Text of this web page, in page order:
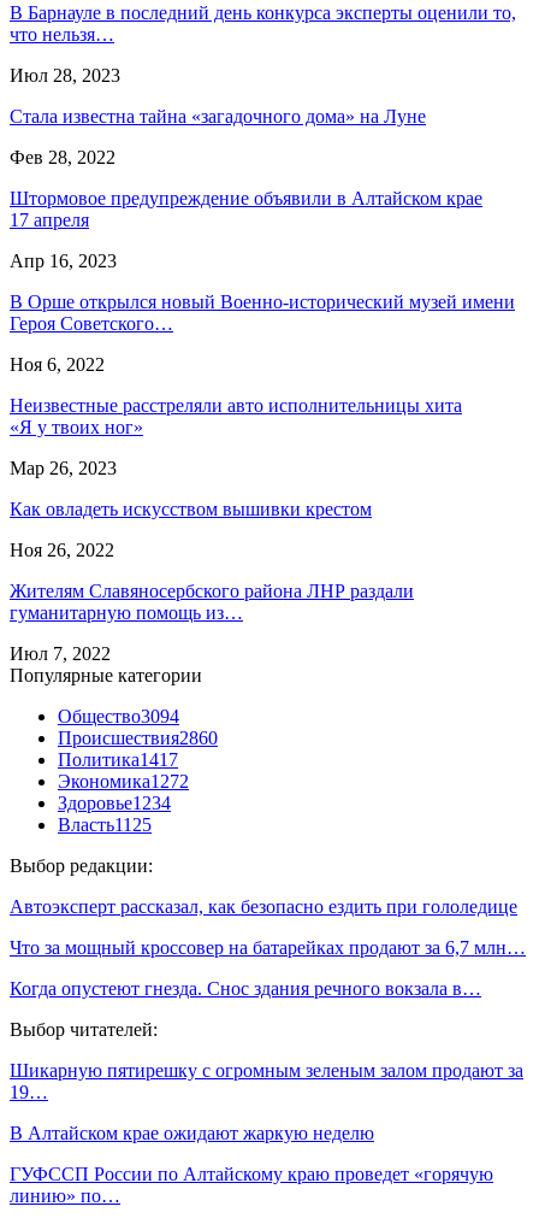
В Барнауле в последний день конкурса эксперты оценили то,
что нельзя…
Июл 28, 2023
Стала известна тайна «загадочного дома» на Луне
Фев 28, 2022
Штормовое предупреждение объявили в Алтайском крае
17 апреля
Апр 16, 2023
В Орше открылся новый Военно-исторический музей имени
Героя Советского…
Ноя 6, 2022
Неизвестные расстреляли авто исполнительницы хита
«Я у твоих ног»
Мар 26, 2023
Как овладеть искусством вышивки крестом
Ноя 26, 2022
Жителям Славяносербского района ЛНР раздали
гуманитарную помощь из…
Июл 7, 2022
Популярные категории
Общество3094
Происшествия2860
Политика1417
Экономика1272
Здоровье1234
Власть1125
Выбор редакции:
Автоэксперт рассказал, как безопасно ездить при гололедице
Что за мощный кроссовер на батарейках продают за 6,7 млн…
Когда опустеют гнезда. Снос здания речного вокзала в…
Выбор читателей:
Шикарную пятирешку с огромным зеленым залом продают за
19…
В Алтайском крае ожидают жаркую неделю
ГУФССП России по Алтайскому краю проведет «горячую
линию» по…